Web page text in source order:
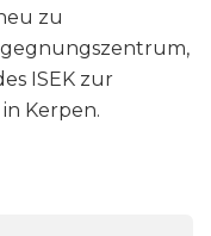
zu
ISEK zur
Kerpen.